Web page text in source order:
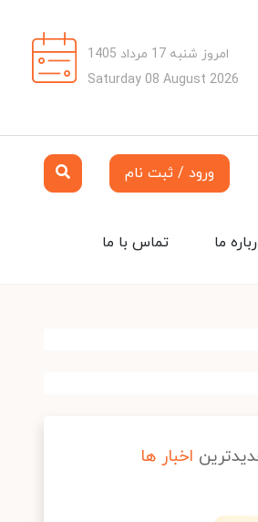
امروز شنبه 17 مرداد 1405
Saturday 08 August 2026
ورود / ثبت نام
تماس با ما ما
اخبار ها